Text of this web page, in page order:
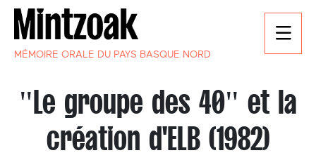
MÉMOIRE ORALE DU PAYS BASQUE NORD
"Le groupe des 40" et la
création d'ELB (1982)